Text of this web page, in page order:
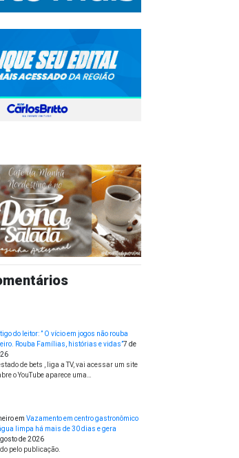
do leitor: ” O vício em jogos não rouba
Rouba Famílias, histórias e vidas”7 de
de bets , liga a TV, vai acessar um site
o YouTube aparece uma…
em Vazamento em centro gastronômico
limpa há mais de 30 dias e gera
de 2026
pelo publicação.